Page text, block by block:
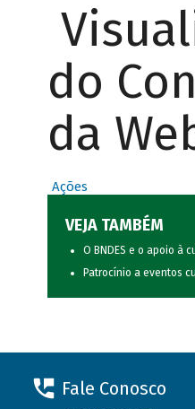
do
da
Ações
VEJA TAMBÉM
O BNDES e o apoio à
Patrocínio a eventos
Fale Conosco